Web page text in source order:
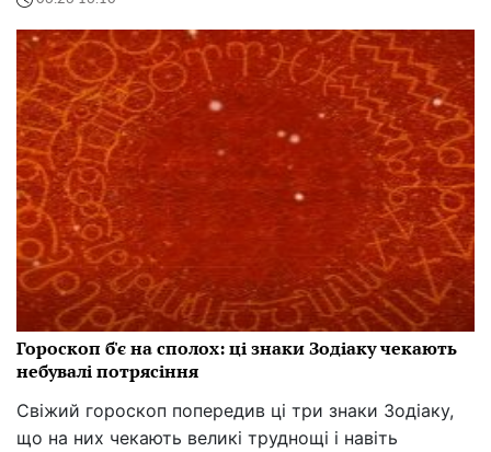
Гороскоп б'є на сполох: ці знаки Зодіаку чекають
небувалі потрясіння
Свіжий гороскоп попередив ці три знаки Зодіаку,
що на них чекають великі труднощі і навіть